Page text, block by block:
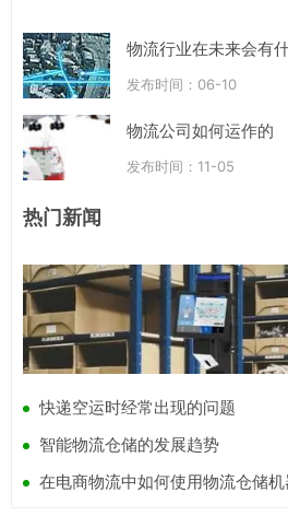
物流行业在未来会有
发布时间：06-10
物流公司如何运作的
发布时间：11-05
热门新闻
快递空运时经常出现的问题
智能物流仓储的发展趋势
在电商物流中如何使用物流仓储机